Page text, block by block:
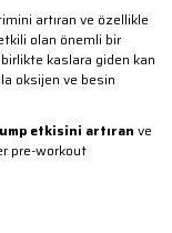
artıran ve özellikle
olan önemli bir
kaslara giden kan
oksijen ve besin
etkisini artıran ve
pre-workout